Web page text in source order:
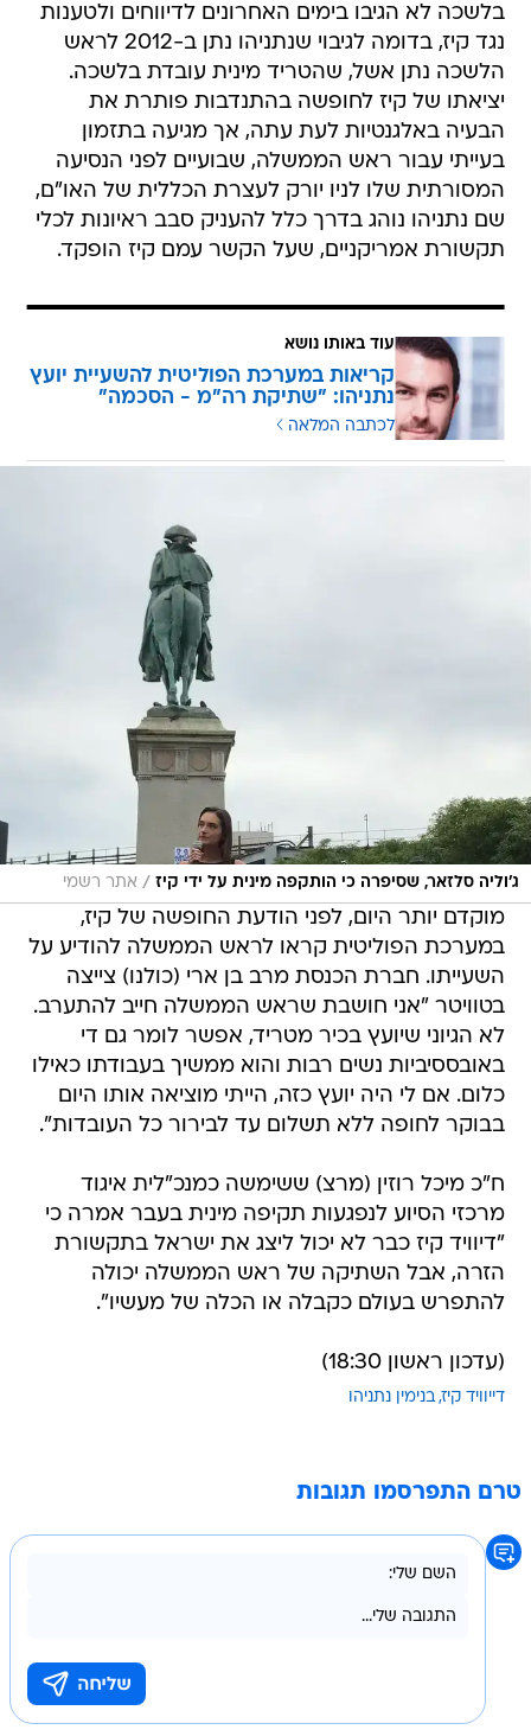
בלשכה לא הגיבו בימים האחרונים לדיווחים ולטענות
נגד קיז, בדומה לגיבוי שנתניהו נתן ב-2012 לראש
הלשכה נתן אשל, שהטריד מינית עובדת בלשכה.
יציאתו של קיז לחופשה בהתנדבות פותרת את
הבעיה באלגנטיות לעת עתה, אך מגיעה בתזמון
בעייתי עבור ראש הממשלה, שבועיים לפני הנסיעה
המסורתית שלו לניו יורק לעצרת הכללית של האו"ם,
שם נתניהו נוהג בדרך כלל להעניק סבב ראיונות לכלי
תקשורת אמריקניים, שעל הקשר עמם קיז הופקד.
עוד באותו נושא
קריאות במערכת הפוליטית להשעיית יועץ
נתניהו: "שתיקת רה"מ - הסכמה"
לכתבה המלאה
ג'וליה סלזאר, שסיפרה כי הותקפה מינית על ידי קיז / אתר רשמי
מוקדם יותר היום, לפני הודעת החופשה של קיז,
במערכת הפוליטית קראו לראש הממשלה להודיע על
השעייתו. חברת הכנסת מרב בן ארי (כולנו) צייצה
בטוויטר "‏אני חושבת שראש הממשלה חייב להתערב.
לא הגיוני שיועץ בכיר מטריד, אפשר לומר גם די
באובססיביות נשים רבות והוא ממשיך בעבודתו כאילו
כלום. אם לי היה יועץ כזה, הייתי מוציאה אותו היום
בבוקר לחופה ללא תשלום עד לבירור כל העובדות".
ח"כ מיכל רוזין (מרצ) ששימשה כמנכ"לית איגוד
מרכזי הסיוע לנפגעות תקיפה מינית בעבר אמרה כי
"דיוויד קיז כבר לא יכול ליצג את ישראל בתקשורת
הזרה, אבל השתיקה של ראש הממשלה יכולה
להתפרש בעולם כקבלה או הכלה של מעשיו".
(עדכון ראשון 18:30)
דייוויד קיז בנימין נתניהו
טרם התפרסמו תגובות